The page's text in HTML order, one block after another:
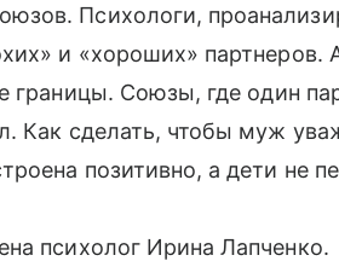
Психологи,
и «хороших» партнеров.
границы. Союзы, где один
Как сделать, чтобы муж
позитивно, а дети не
психолог Ирина Лапченко.